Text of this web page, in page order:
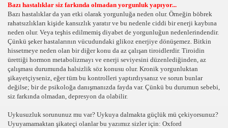
Bazı hastalıklar siz farkında olmadan yorgunluk yapıyor...
Bazı hastalıklar da yan etki olarak yorgunluğa neden olur. Örneğin böbrek
rahatsızlıkları kişide kansızlık yaratır ve bu nedenle ciddi bir enerji kaybına
neden olur. Veya teşhis edilmemiş diyabet de yorgunluğun nedenlerindendir.
Çünkü şeker hastalarının vücudundaki glikoz enerjiye dönüşemez. Bitkin
hissetmeye neden olan bir diğer konu da az çalışan tiroidlerdir. Tiroidin
ürettiği hormon metabolizmayı ve enerji seviyesini düzenlediğinden, az
çalışması durumunda halsizlik söz konusu olur. Kronik yorgunluktan
şikayetçiyseniz, eğer tüm bu kontrolleri yaptırdıysanız ve sorun bunlar
değilse; bir de psikoloğa danışmanızda fayda var. Çünkü bu durumun sebebi,
siz farkında olmadan, depresyon da olabilir.
Uykusuzluk sorununuz mu var? Uykuya dalmakta güçlük mü çekiyorsunuz?
Uyuyamamaktan şikateçi olanlar bu yazımız sizler için: Oxford